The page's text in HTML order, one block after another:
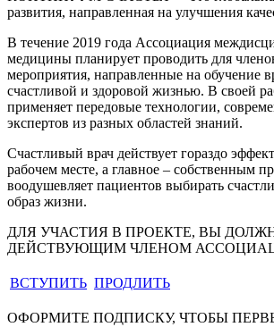
развития, направленная на улучшения
В течение 2019 года Ассоциация
медицины планирует проводить для
мероприятия, направленные на обучение
счастливой и здоровой жизнью. В своей
применяет передовые технологии,
экспертов из разных областей знаний.
Счастливый врач действует гораздо
рабочем месте, а главное – собственным
воодушевляет пациентов выбирать
образ жизни.
ДЛЯ УЧАСТИЯ В ПРОЕКТЕ, ВЫ
ДЕЙСТВУЮЩИМ ЧЛЕНОМ
ВСТУПИТЬ ПРОДЛИТЬ
ОФОРМИТЕ ПОДПИСКУ, ЧТОБЫ